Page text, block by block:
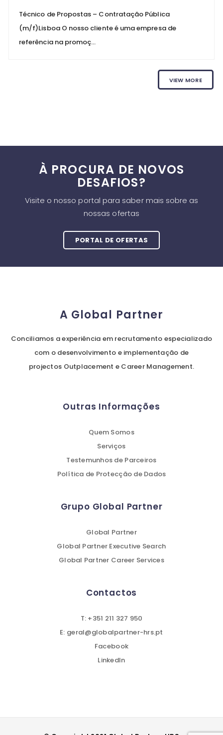
Técnico de Propostas – Contratação Pública
(m/f)Lisboa O nosso cliente é uma empresa de
referência na promoç...
VIEW MORE
À PROCURA DE NOVOS
DESAFIOS?
Visite o nosso portal para saber mais sobre as
nossas ofertas
PORTAL DE OFERTAS
A Global Partner
Conciliamos a experiência em recrutamento especializado
com o desenvolvimento e implementação de
projectos Outplacement e Career Management.
Outras Informações
Quem Somos
Serviços
Testemunhos de Parceiros
Política de Protecção de Dados
Grupo Global Partner
Global Partner
Global Partner Executive Search
Global Partner Career Services
Contactos
T: +351 211 327 950
E: geral@globalpartner-hrs.pt
Facebook
LinkedIn